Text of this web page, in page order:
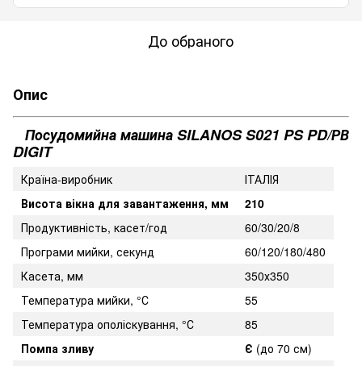
До обраного
Опис
Посудомийна машина SILANOS S021 PS PD/РВ
DIGIT
Країна-виробник
ІТАЛІЯ
Висота вікна для завантаження, мм
210
Продуктивність, касет/год
60/30/20/8
Програми мийки, секунд
60/120/180/480
Касета, мм
350х350
Температура мийки, °С
55
Температура ополіскування, °С
85
Помпа зливу
Є (до 70 см)